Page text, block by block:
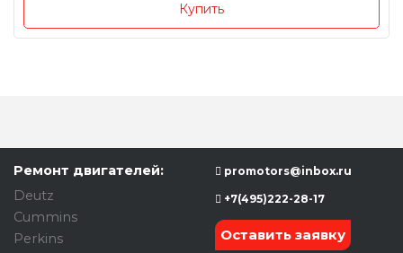
Купить
Ремонт двигателей:
Deutz
Cummins
Perkins
promotors@inbox.ru
+7(495)222-28-17
Оставить заявку